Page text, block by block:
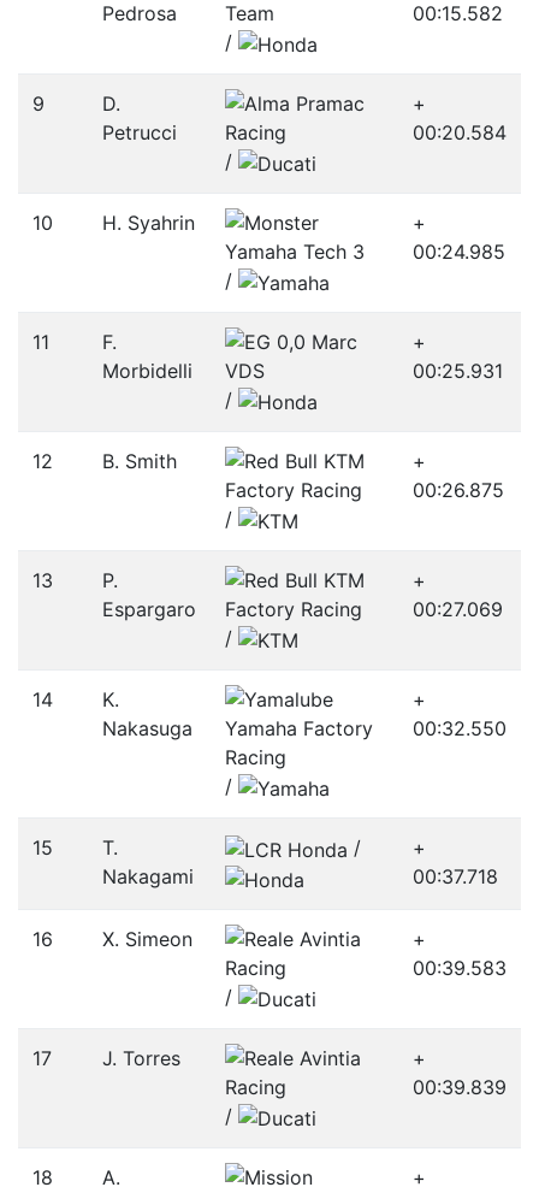
Pedrosa
/­
00:15.582
9
D.
Petrucci
/­
+
00:20.584
10 H. Syahrin
/­
+
00:24.985
11
F.
Morbidelli
/­
+
00:25.931
12 B. Smith
/­
+
00:26.875
13
P.
Espargaro
/­
+
00:27.069
14
K.
Nakasuga
/­
+
00:32.550
15
T.
Nakagami
/­
+
00:37.718
16 X. Simeon
/­
+
00:39.583
17 J. Torres
/­
+
00:39.839
18
A.
+